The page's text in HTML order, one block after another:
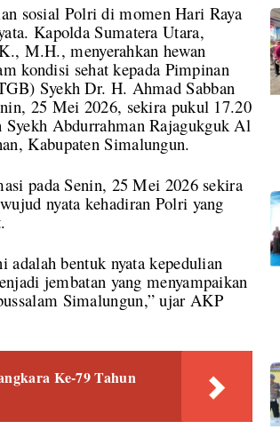
sosial Polri di momen Hari Raya
Kapolda Sumatera Utara,
M.H., menyerahkan hewan
kondisi sehat kepada Pimpinan
Syekh Dr. H. Ahmad Sabban
25 Mei 2026, sekira pukul 17.20
Abdurrahman Rajagukguk Al
Kabupaten Simalungun.
pada Senin, 25 Mei 2026 sekira
nyata kehadiran Polri yang
adalah bentuk nyata kepedulian
jembatan yang menyampaikan
Simalungun,” ujar AKP
Ke-79 Tahun